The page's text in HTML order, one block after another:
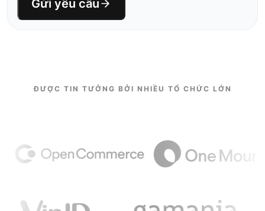
Gửi yêu cầu
ĐƯỢC TIN TƯỞNG BỞI NHIỀU TỔ CHỨC LỚN